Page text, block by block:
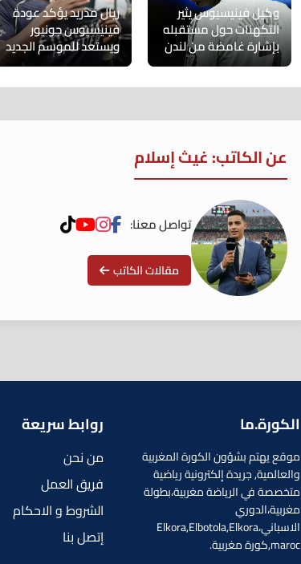
وكيل فينيسيوس يثير
التكهنات حول مستقبله
بإشارة غامضة من لندن
ريال مدريد يؤكد عودة
فينيسيوس جونيور
ويستعد للموسم الجديد
عن الكاتب: غيث إسلام
تواصل معنا:
مقالات الكاتب
الكورة.ما
موقع يهتم بشؤون الكورة المغربية
والعالمية, جريدة إلكترونية رياضية
متخصصة في الرياضة مغربية،بطولة
مغربية،الدوري
الاسباني،Elkora,Elbotola,Elkora
maroc,كورة مغربية.
روابط سريعة
من نحن
فريق العمل
الشروط و الاحكام
إتصل بنا